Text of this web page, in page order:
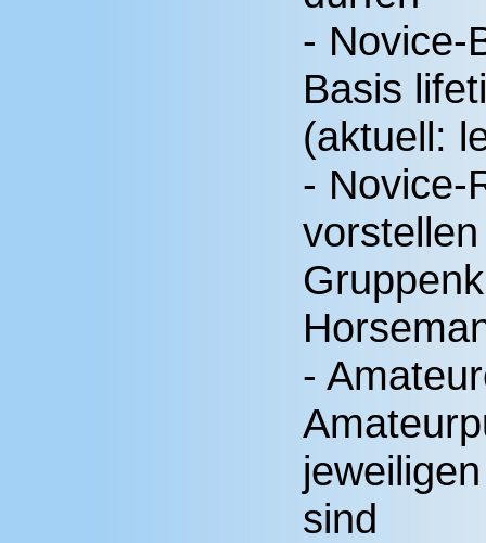
- Novice-
Basis
(aktuell:
- Novice-
-
sind